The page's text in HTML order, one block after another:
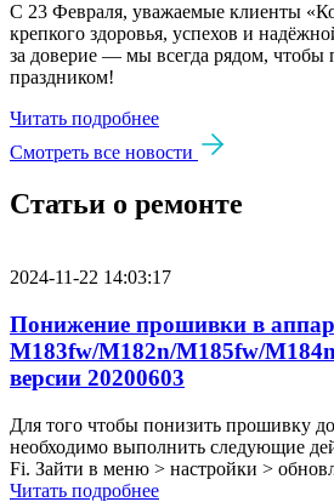
С 23 Февраля, уважаемые клиенты
крепкого здоровья, успехов и
за доверие — мы всегда рядом,
праздником!
Читать подробнее
Смотреть все новости
Статьи о ремонте
2024-11-22 14:03:17
Понижение прошивки в
M183fw/M182n/M185fw/
версии 20200603
Для того чтобы понизить прошивку
необходимо выполнить следующие
Fi. Зайти в меню > настройки >
Читать подробнее